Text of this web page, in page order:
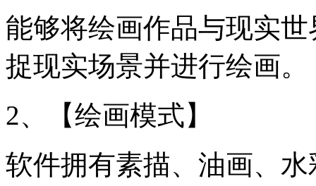
能够将绘画作品与现实
捉现实场景并进行绘画。
2、【绘画模式】
软件拥有素描、油画、